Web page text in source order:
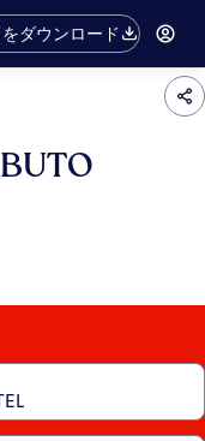
ダウンロード